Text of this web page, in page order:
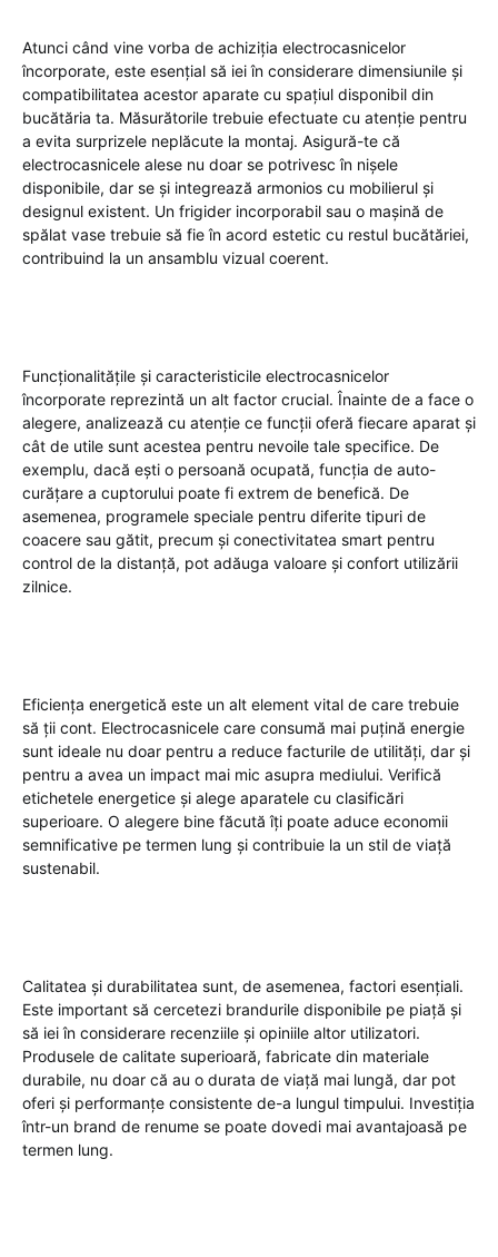
Atunci când vine vorba de achiziția electrocasnicelor
încorporate, este esențial să iei în considerare dimensiunile și
compatibilitatea acestor aparate cu spațiul disponibil din
bucătăria ta. Măsurătorile trebuie efectuate cu atenție pentru
a evita surprizele neplăcute la montaj. Asigură-te că
electrocasnicele alese nu doar se potrivesc în nișele
disponibile, dar se și integrează armonios cu mobilierul și
designul existent. Un frigider incorporabil sau o mașină de
spălat vase trebuie să fie în acord estetic cu restul bucătăriei,
contribuind la un ansamblu vizual coerent.
Funcționalitățile și caracteristicile electrocasnicelor
încorporate reprezintă un alt factor crucial. Înainte de a face o
alegere, analizează cu atenție ce funcții oferă fiecare aparat și
cât de utile sunt acestea pentru nevoile tale specifice. De
exemplu, dacă ești o persoană ocupată, funcția de auto-
curățare a cuptorului poate fi extrem de benefică. De
asemenea, programele speciale pentru diferite tipuri de
coacere sau gătit, precum și conectivitatea smart pentru
control de la distanță, pot adăuga valoare și confort utilizării
zilnice.
Eficiența energetică este un alt element vital de care trebuie
să ții cont. Electrocasnicele care consumă mai puțină energie
sunt ideale nu doar pentru a reduce facturile de utilități, dar și
pentru a avea un impact mai mic asupra mediului. Verifică
etichetele energetice și alege aparatele cu clasificări
superioare. O alegere bine făcută îți poate aduce economii
semnificative pe termen lung și contribuie la un stil de viață
sustenabil.
Calitatea și durabilitatea sunt, de asemenea, factori esențiali.
Este important să cercetezi brandurile disponibile pe piață și
să iei în considerare recenziile și opiniile altor utilizatori.
Produsele de calitate superioară, fabricate din materiale
durabile, nu doar că au o durata de viață mai lungă, dar pot
oferi și performanțe consistente de-a lungul timpului. Investiția
într-un brand de renume se poate dovedi mai avantajoasă pe
termen lung.